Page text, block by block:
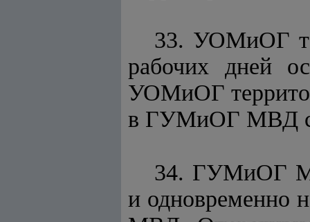
33. УОМиОГ
рабочих дней
УОМиОГ
в ГУМиОГ МВД
34. ГУМиОГ
и одновременно